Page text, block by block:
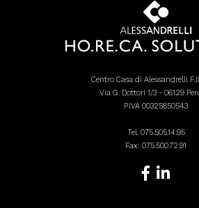
Centro Casa di Alessandrelli
Via G. Dottori 1/3 - 06129
P.IVA 00325850543
Tel. 075.505.14.95
Fax: 075.500.72.91